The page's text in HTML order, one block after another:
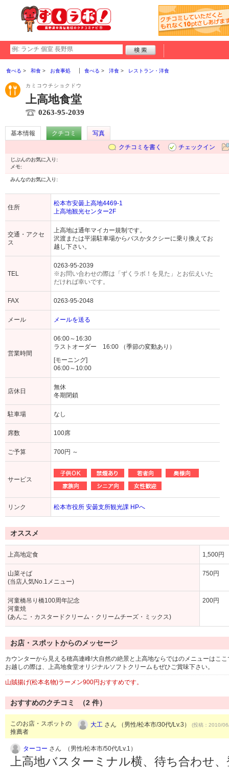
食べる 和食 お食事処 食べる 洋食 レストラン・洋食
カミコウチショクドウ
上高地食堂
0263-95-2039
基本情報 クチコミ
写真
クチコミを書く
チェックイン
じぶんのお気に入り:
メモ:
みんなのお気に入り:
住所
松本市安曇上高地4469-1
上高地観光センター2F
交通・アクセ
ス
上高地は通年マイカー規制です。
沢渡または平湯駐車場からバスかタクシーに乗り換えてお
越し下さい。
TEL
0263-95-2039
※お問い合わせの際は「ずくラボ！を見た」とお伝えいた
だければ幸いです。
FAX 0263-95-2048
メール メールを送る
営業時間
06:00～16:30
ラストオーダー 16:00 （季節の変動あり）
[モーニング]
06:00～10:00
店休日
無休
冬期閉鎖
駐車場 なし
席数 100席
ご予算 700円 ～
サービス
リンク 松本市役所 安曇支所観光課 HPへ
オススメ
上高地定食 1,500円
山菜そば
(当店人気No.1メニュー)
750円
河童橋吊り橋100周年記念
河童焼
(あんこ・カスタードクリーム・クリームチーズ・ミックス)
200円
お店・スポットからのメッセージ
カウンターから見える穂高連峰!大自然の絶景と上高地ならではのメニューはこ
お越しの際は、上高地食堂オリジナルソフトクリームもぜひご賞味下さい。
山賊揚げ(松本名物)ラーメン900円おすすめです。
おすすめのクチコミ （2 件）
このお店・スポットの
推薦者
大工 さん （男性/松本市/30代/Lv.3） (投稿：2010/
ターコー さん （男性/松本市/50代/Lv.1）
上高地バスターミナル横、待ち合わせ